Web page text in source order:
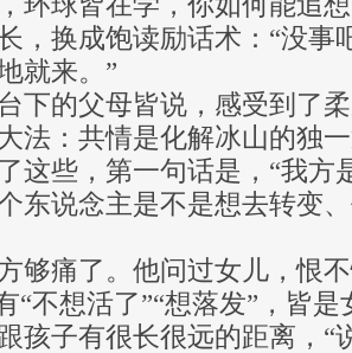
，换成饱读励话术：“没事
就来。”
下的父母皆说，感受到了
法：共情是化解冰山的独
这些，第一句话是，“我方
东说念主是不是想去转变
够痛了。他问过女儿，恨
“不想活了”“想落发”，皆
孩子有很长很远的距离，“